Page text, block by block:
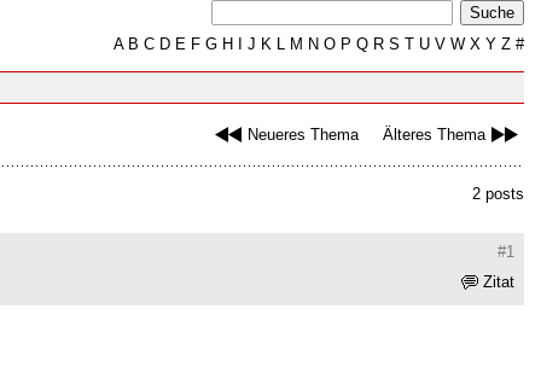
AB C D E F G H J K L M N O P Q R S T U V W X Y Z #
Neueres Thema Älteres Thema
2 posts
#1
Zitat